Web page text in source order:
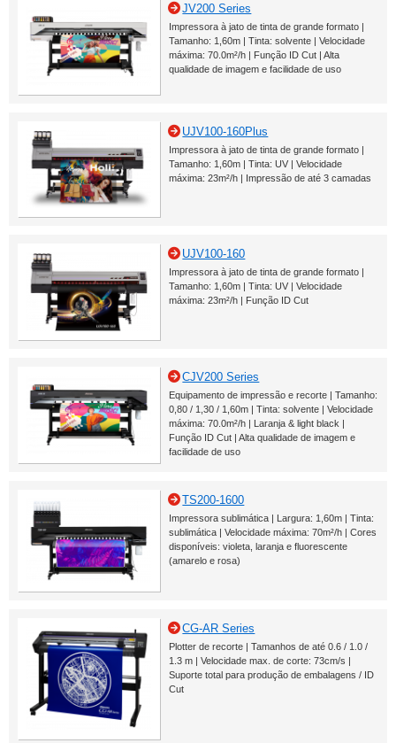
JV200 Series
Impressora à jato de tinta de grande formato |
Tamanho: 1,60m | Tinta: solvente | Velocidade
máxima: 70.0m²/h | Função ID Cut | Alta
qualidade de imagem e facilidade de uso
UJV100-160Plus
Impressora à jato de tinta de grande formato |
Tamanho: 1,60m | Tinta: UV | Velocidade
máxima: 23m²/h | Impressão de até 3 camadas
UJV100-160
Impressora à jato de tinta de grande formato |
Tamanho: 1,60m | Tinta: UV | Velocidade
máxima: 23m²/h | Função ID Cut
CJV200 Series
Equipamento de impressão e recorte | Tamanho:
0,80 / 1,30 / 1,60m | Tinta: solvente | Velocidade
máxima: 70.0m²/h | Laranja & light black |
Função ID Cut | Alta qualidade de imagem e
facilidade de uso
TS200-1600
Impressora sublimática | Largura: 1,60m | Tinta:
sublimática | Velocidade máxima: 70m²/h | Cores
disponíveis: violeta, laranja e fluorescente
(amarelo e rosa)
CG-AR Series
Plotter de recorte | Tamanhos de até 0.6 / 1.0 /
1.3 m | Velocidade max. de corte: 73cm/s |
Suporte total para produção de embalagens / ID
Cut